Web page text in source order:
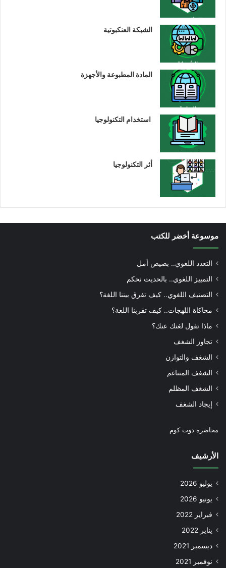
الشبكة العنكبوتية
المادة المطبوعة والأجهزة
استخدام التكنولوجيا
أثر التكنولوجيا
موسوعة أخضر للكتب
التعدد اللغوي.. بصيص أمل
التمييز اللغوي.. بالحديث نحكم
التصنيف اللغوي.. كيف تفرق بيننا اللغة؟
محاكاة اللهجات.. كيف تقربنا اللغة؟
ماذا تقول لغتك عنك؟
تجاوز الشغف
الشغف والتوازن
الشغف المتناغم
الشغف المظلم
إيجاد الشغف
محاضرة دوت كوم
الأرشيف
يوليو 2026
يونيو 2026
فبراير 2022
يناير 2022
ديسمبر 2021
نوفمبر 2021